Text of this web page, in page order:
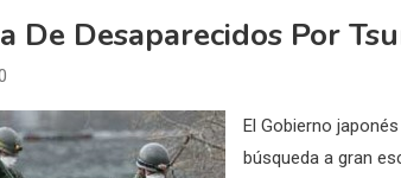
De Desaparecidos Por
El Gobierno
búsqueda a gran